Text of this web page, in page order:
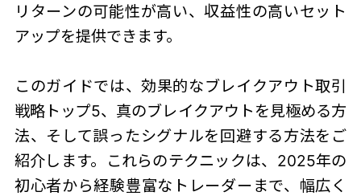
リターンの可能性が高い、収益性の高いセット
アップを提供できます。
このガイドでは、効果的なブレイクアウト取引
戦略トップ5、真のブレイクアウトを見極める方
法、そして誤ったシグナルを回避する方法をご
紹介します。これらのテクニックは、2025年の
初心者から経験豊富なトレーダーまで、幅広く